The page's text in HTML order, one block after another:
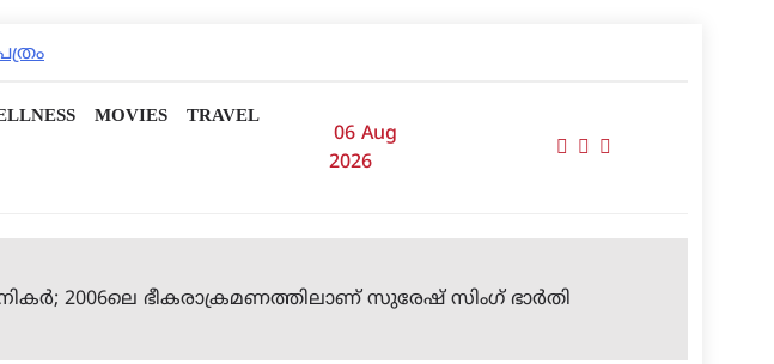
MOVIES TRAVEL
06 Aug
2026
2006ലെ ഭീകരാക്രമണത്തിലാണ് സുരേഷ് സിംഗ് ഭാര്‍തി